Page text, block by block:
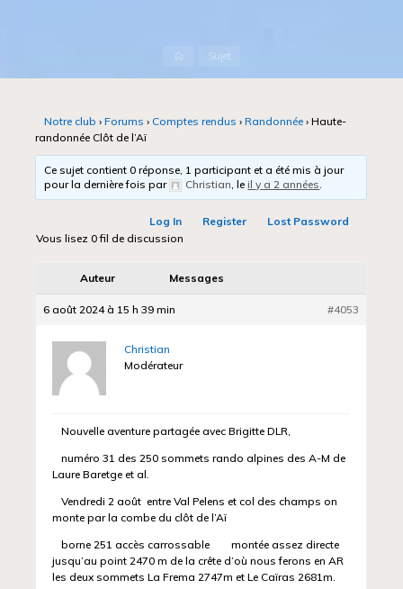
AccueilSujet
Notre club › Forums › Comptes rendus › Randonnée › Haute-
randonnée Clôt de l’Aï
Ce sujet contient 0 réponse, 1 participant et a été mis à jour
pour la dernière fois par
Christian, leil y a 2 années.
Log In Register
Lost Password
Vous lisez 0 fil de discussion
Auteur Messages
6 août 2024 à 15 h 39 min #4053
Christian
Modérateur
Nouvelle aventure partagée avec Brigitte DLR,
numéro 31 des 250 sommets rando alpines des A-M de
Laure Baretge et al.
Vendredi 2 août entre Val Pelens et col des champs on
monte par la combe du clôt de l’Aï
borne 251 accès carrossable montée assez directe
jusqu’au point 2470 m de la crête d’où nous ferons en AR
les deux sommets La Frema 2747m et Le Caïras 2681m.